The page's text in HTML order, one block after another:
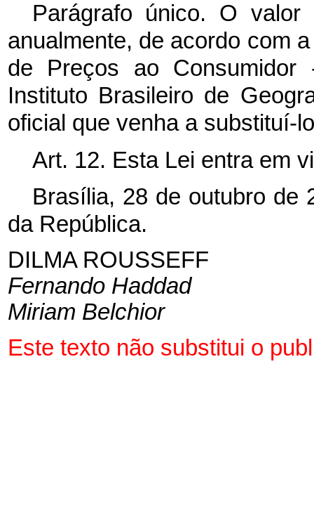
Parágrafo único. O
anualmente, de acordo com
de Preços ao Consumidor
Instituto Brasileiro de
oficial que venha a substituí-
Art. 12. Esta Lei entra em
Brasília, 28 de outubro de
da República.
DILMA ROUSSEFF
Fernando Haddad
Miriam Belchior
Este texto não substitui o